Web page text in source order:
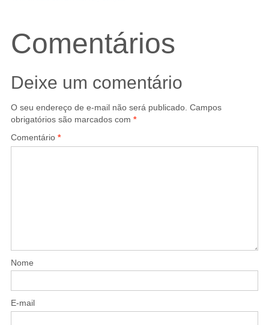
Comentários
Deixe um comentário
O seu endereço de e-mail não será publicado. Campos
obrigatórios são marcados com *
Comentário *
Nome
E-mail